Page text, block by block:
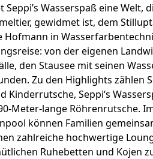
Wasserspaß eine Welt,
gewidmet ist, dem
Hofmann in
von der eigenen
den Stausee mit seinen
Zu den Highlights zählen
Seppi‘s
Meter-lange Röhrenrutsche.
können Familien
zahlreiche hochwertige
Ruhebetten und Kojen